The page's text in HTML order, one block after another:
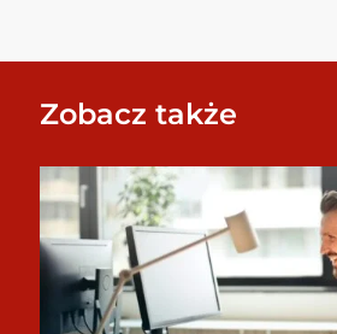
Zobacz także